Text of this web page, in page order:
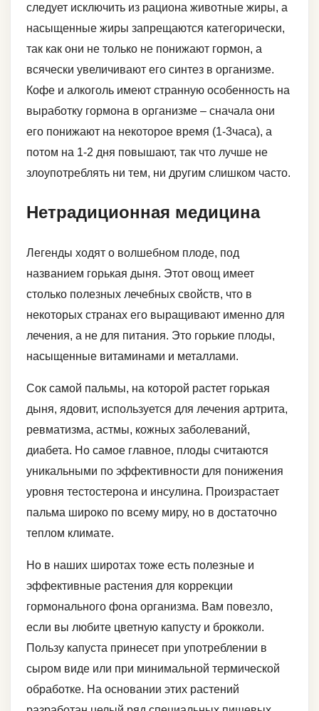
следует исключить из рациона животные жиры, а
насыщенные жиры запрещаются категорически,
так как они не только не понижают гормон, а
всячески увеличивают его синтез в организме.
Кофе и алкоголь имеют странную особенность на
выработку гормона в организме – сначала они
его понижают на некоторое время (1-3часа), а
потом на 1-2 дня повышают, так что лучше не
злоупотреблять ни тем, ни другим слишком часто.
Нетрадиционная медицина
Легенды ходят о волшебном плоде, под
названием горькая дыня. Этот овощ имеет
столько полезных лечебных свойств, что в
некоторых странах его выращивают именно для
лечения, а не для питания. Это горькие плоды,
насыщенные витаминами и металлами.
Сок самой пальмы, на которой растет горькая
дыня, ядовит, используется для лечения артрита,
ревматизма, астмы, кожных заболеваний,
диабета. Но самое главное, плоды считаются
уникальными по эффективности для понижения
уровня тестостерона и инсулина. Произрастает
пальма широко по всему миру, но в достаточно
теплом климате.
Но в наших широтах тоже есть полезные и
эффективные растения для коррекции
гормонального фона организма. Вам повезло,
если вы любите цветную капусту и брокколи.
Пользу капуста принесет при употреблении в
сыром виде или при минимальной термической
обработке. На основании этих растений